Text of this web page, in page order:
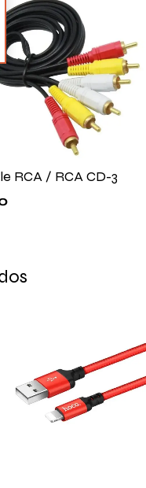
RCA / RCA CD-3